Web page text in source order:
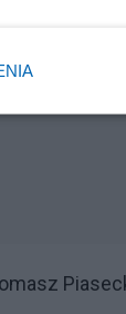
Kołacz.